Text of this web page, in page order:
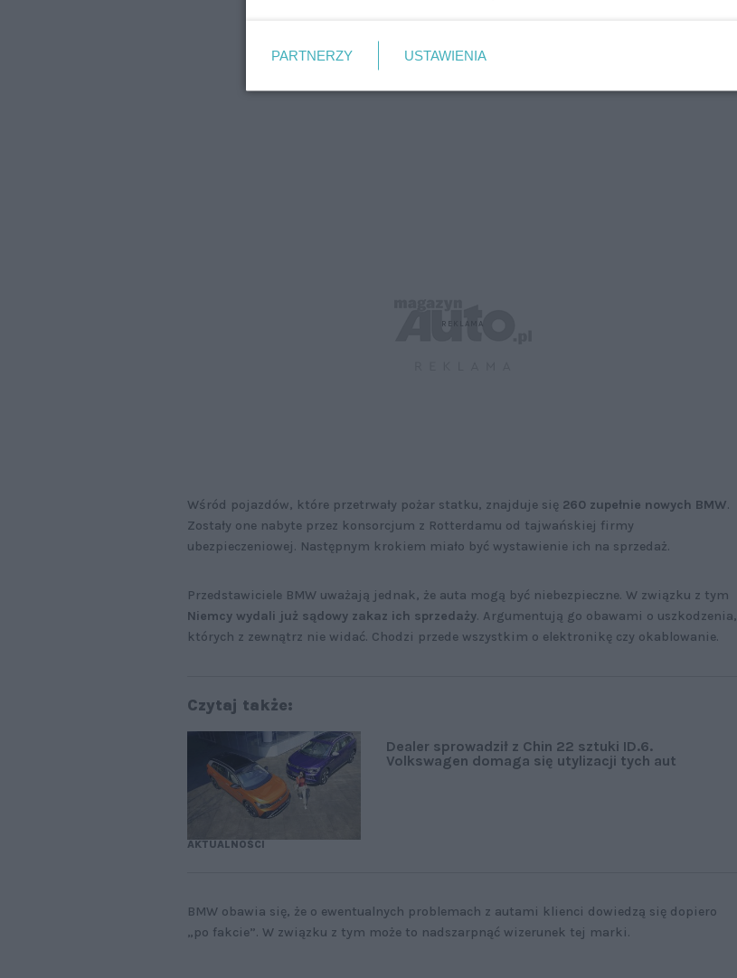
Wśród pojazdów, które przetrwały pożar statku, znajduje się 260 zupełnie nowych BMW.
Zostały one nabyte przez konsorcjum z Rotterdamu od tajwańskiej firmy
ubezpieczeniowej. Następnym krokiem miało być wystawienie ich na sprzedaż.
Przedstawiciele BMW uważają jednak, że auta mogą być niebezpieczne. W związku z tym
Niemcy wydali już sądowy zakaz ich sprzedaży. Argumentują go obawami o uszkodzenia,
których z zewnątrz nie widać. Chodzi przede wszystkim o elektronikę czy okablowanie.
Czytaj także:
AKTUALNOŚCI
Dealer sprowadził z Chin 22 sztuki ID.6.
Volkswagen domaga się utylizacji tych aut
BMW obawia się, że o ewentualnych problemach z autami klienci dowiedzą się dopiero
„po fakcie”. W związku z tym może to nadszarpnąć wizerunek tej marki.
PARTNERZY USTAWIENIA